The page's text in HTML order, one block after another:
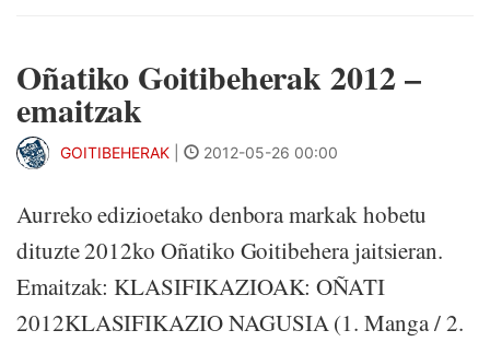
Oñatiko Goitibeherak 2012 –
emaitzak
GOITIBEHERAK 2012-05-26 00:00
Aurreko edizioetako denbora markak hobetu
dituzte 2012ko Oñatiko Goitibehera jaitsieran.
Emaitzak: KLASIFIKAZIOAK: OÑATI
2012KLASIFIKAZIO NAGUSIA (1. Manga / 2.